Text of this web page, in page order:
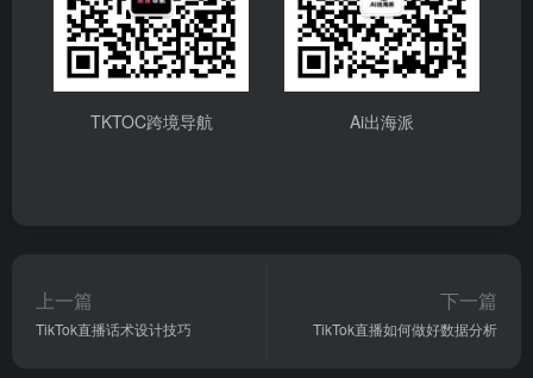
TKTOC跨境导航 Ai出海派
上一篇
TikTok直播话术设计技巧
下一篇
TikTok直播如何做好数据分析